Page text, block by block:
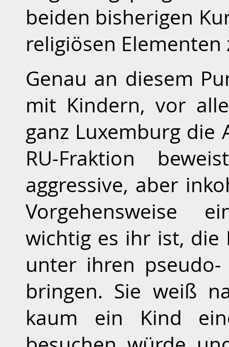
beiden bisherigen
religiösen
Genau an diesem
mit Kindern, vor
ganz Luxemburg die
RU-Fraktion
aggressive, aber
Vorgehensweise
wichtig es ihr ist, die
unter ihren
bringen. Sie weiß
kaum ein Kind